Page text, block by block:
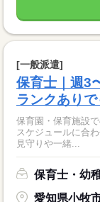
[一般派遣]
保育士｜週3
ランクあり
保育園・保育施設で
スケジュールに合
見守りや一緒...
保育士・幼
愛知県小牧